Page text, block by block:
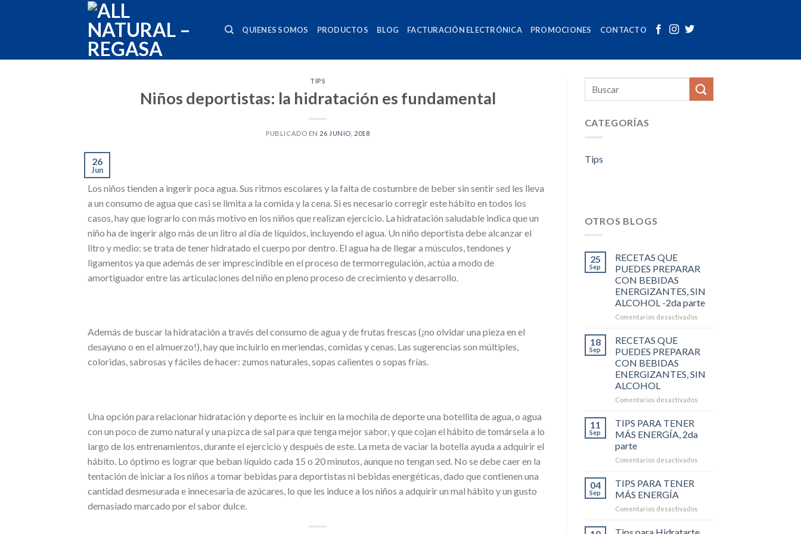
QUIENES SOMOS PRODUCTOS BLOG FACTURACIÓN ELECTRÓNICA PROMOCIONES CONTACTO
TIPS
Niños deportistas: la hidratación es fundamental
PUBLICADO EN 26 JUNIO, 2018
26
Jun
Los niños tienden a ingerir poca agua. Sus ritmos escolares y la falta de costumbre de beber sin sentir sed les lleva
a un consumo de agua que casi se limita a la comida y la cena. Si es necesario corregir este hábito en todos los
casos, hay que lograrlo con más motivo en los niños que realizan ejercicio. La hidratación saludable indica que un
niño ha de ingerir algo más de un litro al día de líquidos, incluyendo el agua. Un niño deportista debe alcanzar el
litro y medio: se trata de tener hidratado el cuerpo por dentro. El agua ha de llegar a músculos, tendones y
ligamentos ya que además de ser imprescindible en el proceso de termorregulación, actúa a modo de
amortiguador entre las articulaciones del niño en pleno proceso de crecimiento y desarrollo.
Además de buscar la hidratación a través del consumo de agua y de frutas frescas (¡no olvidar una pieza en el
desayuno o en el almuerzo!), hay que incluirlo en meriendas, comidas y cenas. Las sugerencias son múltiples,
coloridas, sabrosas y fáciles de hacer: zumos naturales, sopas calientes o sopas frías.
Una opción para relacionar hidratación y deporte es incluir en la mochila de deporte una botellita de agua, o agua
con un poco de zumo natural y una pizca de sal para que tenga mejor sabor, y que cojan el hábito de tomársela a lo
largo de los entrenamientos, durante el ejercicio y después de este. La meta de vaciar la botella ayuda a adquirir el
hábito. Lo óptimo es lograr que beban líquido cada 15 o 20 minutos, aunque no tengan sed. No se debe caer en la
tentación de iniciar a los niños a tomar bebidas para deportistas ni bebidas energéticas, dado que contienen una
cantidad desmesurada e innecesaria de azúcares, lo que les induce a los niños a adquirir un mal hábito y un gusto
demasiado marcado por el sabor dulce.
CATEGORÍAS
Tips
OTROS BLOGS
25
Sep
RECETAS QUE
PUEDES PREPARAR
CON BEBIDAS
ENERGIZANTES, SIN
ALCOHOL -2da parte
Comentarios desactivadosen
PREPARAR
BEBIDAS
SIN
18
Sep
RECETAS QUE
PUEDES PREPARAR
CON BEBIDAS
ENERGIZANTES, SIN
ALCOHOL
Comentarios desactivadosen
PREPARAR
BEBIDAS
11
Sep
TIPS PARA TENER
MÁS ENERGÍA, 2da
parte
Comentarios desactivadosen
ENERGÍA,
parte
04
Sep
TIPS PARA TENER
MÁS ENERGÍA
Comentarios desactivadosen